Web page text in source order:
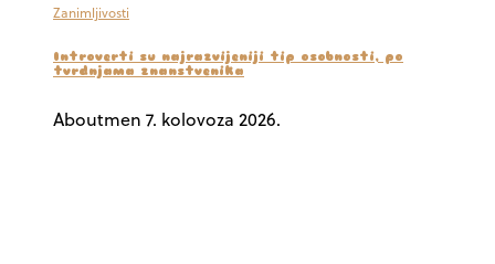
Zanimljivosti
Introverti su najrazvijeniji tip osobnosti, po
tvrdnjama znanstvenika
Aboutmen 7. kolovoza 2026.